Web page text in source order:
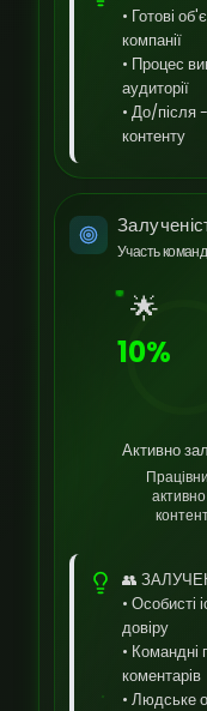
• Готові
компанії
• Процес
аудиторії
• До/після
контенту
Участь
🌟
10%
Активно
👥
• Особисті
довіру
• Командні
коментарів
• Людське